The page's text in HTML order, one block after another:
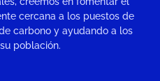
cercana a los puestos de
carbono y ayudando a los
población.